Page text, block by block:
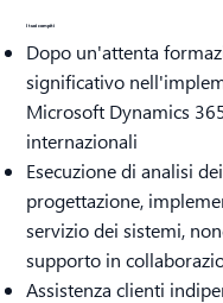
I tuoi compiti
Dopo un'attenta
significativo
Microsoft Dynamics
internazionali
Esecuzione di analisi
progettazione,
servizio dei sistemi,
supporto in
Assistenza clienti